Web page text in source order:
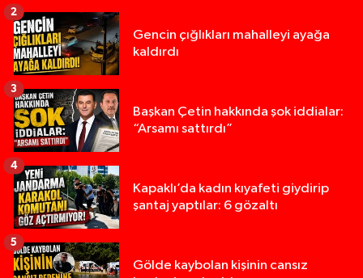
Gencin çığlıkları mahalleyi ayağa
kaldırdı
2
Başkan Çetin hakkında şok iddialar:
“Arsamı sattırdı”
3
Kapaklı’da kadın kıyafeti giydirip
şantaj yaptılar: 6 gözaltı
4
Gölde kaybolan kişinin cansız
5